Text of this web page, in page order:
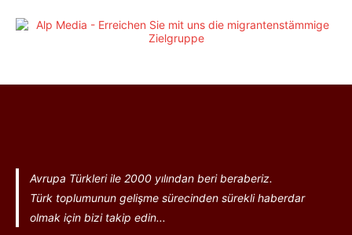
Avrupa Türkleri ile 2000 yılından beri beraberiz.
Türk toplumunun gelişme sürecinden sürekli haberdar
olmak için bizi takip edin...